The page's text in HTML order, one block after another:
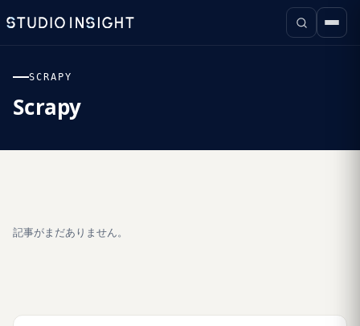
SCRAPY
Scrapy
記事がまだありません。